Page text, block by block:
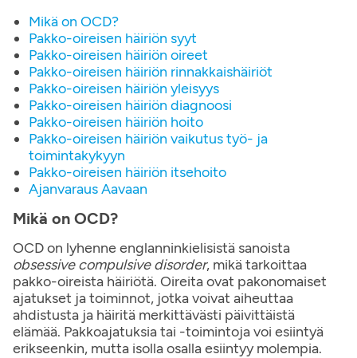
Mikä on OCD?
Pakko-oireisen häiriön syyt
Pakko-oireisen häiriön oireet
Pakko-oireisen häiriön rinnakkaishäiriöt
Pakko-oireisen häiriön yleisyys
Pakko-oireisen häiriön diagnoosi
Pakko-oireisen häiriön hoito
Pakko-oireisen häiriön vaikutus työ- ja
toimintakykyyn
Pakko-oireisen häiriön itsehoito
Ajanvaraus Aavaan
Mikä on OCD?
OCD on lyhenne englanninkielisistä sanoista
obsessive compulsive disorder, mikä tarkoittaa
pakko-oireista häiriötä. Oireita ovat pakonomaiset
ajatukset ja toiminnot, jotka voivat aiheuttaa
ahdistusta ja häiritä merkittävästi päivittäistä
elämää. Pakkoajatuksia tai -toimintoja voi esiintyä
erikseenkin, mutta isolla osalla esiintyy molempia.